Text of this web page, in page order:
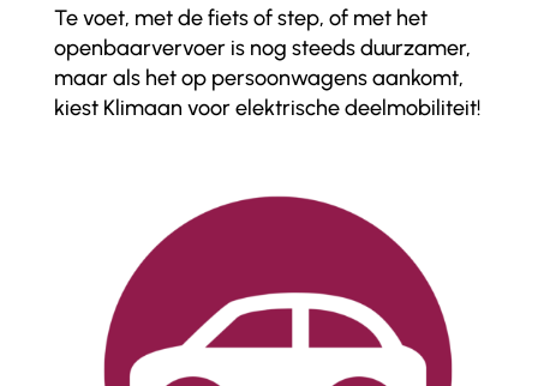
Te voet, met de fiets of step, of met het
openbaarvervoer is nog steeds duurzamer,
maar als het op persoonwagens aankomt,
kiest Klimaan voor elektrische deelmobiliteit!